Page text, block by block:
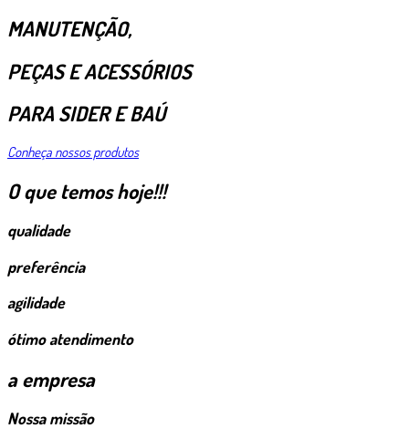
MANUTENÇÃO,
PEÇAS E ACESSÓRIOS
PARA SIDER E BAÚ
Conheça nossos produtos
O que temos hoje!!!
qualidade
preferência
agilidade
ótimo atendimento
a empresa
Nossa missão